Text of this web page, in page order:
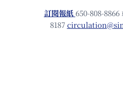
訂閱報紙 650-808-8866
8187